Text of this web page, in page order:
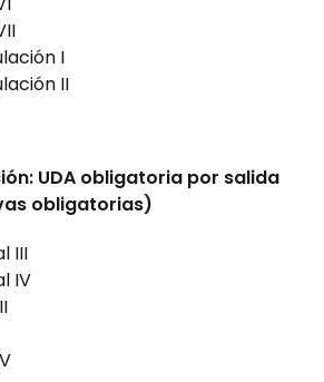
I
II
UDA obligatoria por salida
obligatorias)
III
IV